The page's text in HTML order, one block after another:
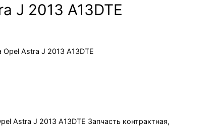
J 2013 A13DTE
Astra J 2013 A13DTE
Astra J 2013 A13DTE Запчасть контрактная,